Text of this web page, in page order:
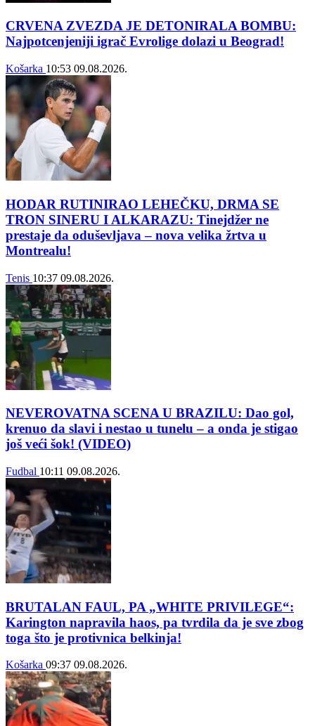
CRVENA ZVEZDA JE DETONIRALA BOMBU:
Najpotcenjeniji igrač Evrolige dolazi u Beograd!
Košarka 10:53 09.08.2026.
HODAR RUTINIRAO LEHEČKU, DRMA SE
TRON SINERU I ALKARAZU: Tinejdžer ne
prestaje da oduševljava – nova velika žrtva u
Montrealu!
Tenis 10:37 09.08.2026.
NEVEROVATNA SCENA U BRAZILU: Dao gol,
krenuo da slavi i nestao u tunelu – a onda je stigao
još veći šok! (VIDEO)
Fudbal 10:11 09.08.2026.
BRUTALAN FAUL, PA „WHITE PRIVILEGE“:
Karington napravila haos, pa tvrdila da je sve zbog
toga što je protivnica belkinja!
Košarka 09:37 09.08.2026.